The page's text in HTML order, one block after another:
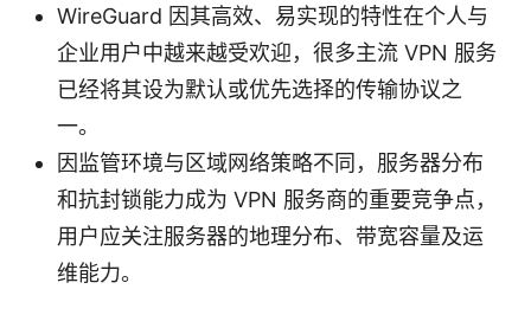
WireGuard 因其高效、易实现的特性在个人与
企业用户中越来越受欢迎，很多主流 VPN 服务
已经将其设为默认或优先选择的传输协议之
一。
因监管环境与区域网络策略不同，服务器分布
和抗封锁能力成为 VPN 服务商的重要竞争点，
用户应关注服务器的地理分布、带宽容量及运
维能力。